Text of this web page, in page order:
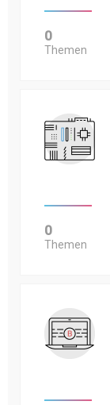
0
Themen
0
Themen